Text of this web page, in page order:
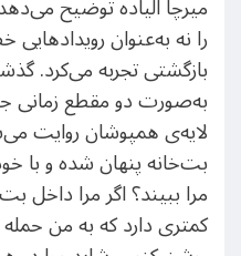
را نه به‌عنوان
بازگشتی تجربه می‌کرد.
به‌صورت دو مقطع زمانی
لایه‌ی همپوشان روایت
بت‌خانه پنهان شده و با
مرا ببیند؟ اگر مرا داخل
کمتری دارد که به من حمله